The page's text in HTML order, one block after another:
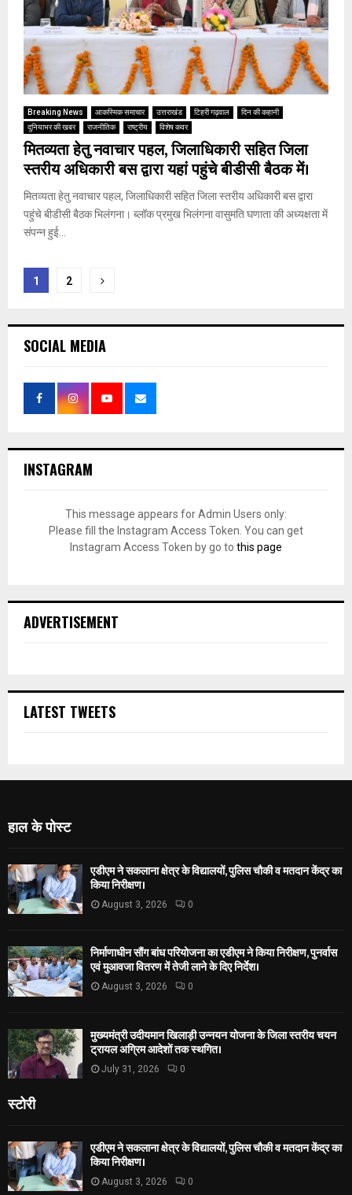
Breaking News आकस्मिक समाचार उत्तराखंड टिहरी गढ़वाल
दिन की कहानी
दुनियाभर की खबर
राजनीतिक राष्ट्रीय विशेष कवर
मितव्यता हेतु नवाचार पहल, जिलाधिकारी सहित जिला
स्तरीय अधिकारी बस द्वारा यहां पहुंचे बीडीसी बैठक में।
मितव्यता हेतु नवाचार पहल, जिलाधिकारी सहित जिला स्तरीय अधिकारी बस द्वारा
पहुंचे बीडीसी बैठक भिलंगना। ब्लॉक प्रमुख भिलंगना वासुमति घणाता की अध्यक्षता में
संपन्न हुई...
Posts
1 2
SOCIAL MEDIA
INSTAGRAM
This message appears for Admin Users only:
Please fill the Instagram Access Token. You can get
Instagram Access Token by go to this page
ADVERTISEMENT
LATEST TWEETS
हाल के पोस्ट
एडीएम ने सकलाना क्षेत्र के विद्यालयों, पुलिस चौकी व मतदान केंद्र का
किया निरीक्षण।
August 3, 2026 0
निर्माणाधीन सौंग बांध परियोजना का एडीएम ने किया निरीक्षण, पुनर्वास
एवं मुआवजा वितरण में तेजी लाने के दिए निर्देश।
August 3, 2026 0
मुख्यमंत्री उदीयमान खिलाड़ी उन्नयन योजना के जिला स्तरीय चयन
ट्रायल अग्रिम आदेशों तक स्थगित।
July 31, 2026 0
स्टोरी
एडीएम ने सकलाना क्षेत्र के विद्यालयों, पुलिस चौकी व मतदान केंद्र का
किया निरीक्षण।
August 3, 2026 0